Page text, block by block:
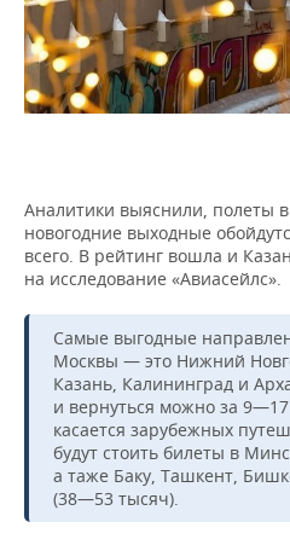
НЕФТЕХИМИЯ
НЕФТЬ
ОПК
РОЗНИЧНАЯ ТОРГОВЛЯ
ТРАНСПОРТ
НОВОСТИ ТЕХНОЛОГИЙ
IT
ТЕЛЕКОММУНИКАЦИИ
МЕРОПРИЯТИЯ
НОВОСТИ МЕРОПРИЯТИЙ
БИЗНЕС-БРАНЧИ
ONLINE-КОНФЕРЕНЦИИ
СПОРТ
ФУТБОЛ
ХОККЕЙ
ВОЛЕЙБОЛ
КИБЕРСПОРТ
ФИГУРНОЕ КАТАНИЕ
НОВОСТИ ОБЩЕСТВА
ВЛАСТЬ
ИСТОРИЯ
КУЛЬТУРА
МЕДИЦИНА
ФОТОГАЛЕРЕЯ
СЮЖЕТЫ
СПРАВОЧНИК
СПИСОК ПЕРСОН
СПИСОК КОМПАНИЙ
ПОЛНАЯ ВЕРСИЯ
Аналитики выяснили, полеты в
новогодние выходные
всего. В рейтинг вошла и
на исследование «Авиасейлс».
Самые выгодные
Москвы — это Нижний
Казань, Калининград и
и вернуться можно за
касается зарубежных
будут стоить билеты в
а таже Баку, Ташкент,
(38—53 тысяч).